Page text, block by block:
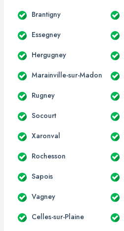
Brantigny
Essegney
Hergugney
Marainville-sur-Madon
Rugney
Socourt
Xaronval
Rochesson
Sapois
Vagney
Celles-sur-Plaine